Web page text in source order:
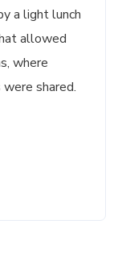
a light lunch
allowed
where
shared.